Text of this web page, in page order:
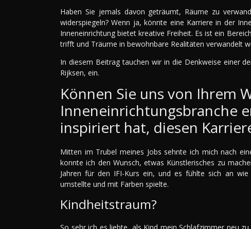
Haben Sie jemals davon geträumt, Räume zu
widerspiegeln? Wenn ja, könnte eine Karriere in der
Inneneinrichtung bietet kreative Freiheit. Es ist ein
trifft und Träume in bewohnbare Realitäten verwandelt
In diesem Beitrag tauchen wir in die Denkweise einer
Rijksen, ein.
Können Sie uns von Ihrem
Inneneinrichtungsbranche
inspiriert hat, diesen
Mitten im Trubel meines Jobs sehnte ich mich nach
konnte ich den Wunsch, etwas Künstlerisches zu
Jahren für den IFI-Kurs ein, und es fühlte sich an
umstellte und mit Farben spielte.
Kindheitstraum?